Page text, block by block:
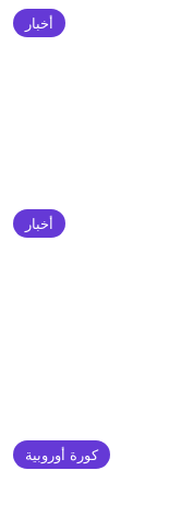
أخبار
أخبار
كورة أوروبية